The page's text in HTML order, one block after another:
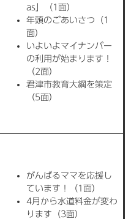
as」（1面）
年頭のごあいさつ（1
面）
いよいよマイナンバー
の利用が始まります！
（2面）
君津市教育大綱を策定
（5面）
がんばるママを応援し
ています！（1面）
4月から水道料金が変わ
ります（3面）